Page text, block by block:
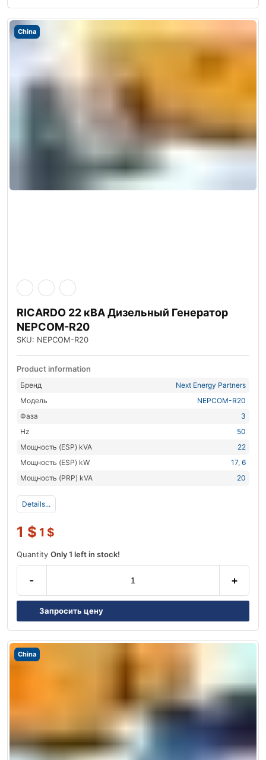
China
RICARDO 22 кВА Дизельный Генератор
NEPCOM-R20
SKU: NEPCOM-R20
Product information
Бренд
Next Energy Partners
Модель
NEPCOM-R20
Фаза
3
Hz
50
Мощность (ESP) kVA
22
Мощность (ESP) kW
17, 6
Мощность (PRP) kVA
20
Details...
1 $ 1 $
Quantity Only 1 left in stock!
- +
Запросить цену
China